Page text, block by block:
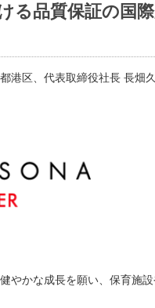
品質保証の国際
都港区、代表取締役社長 長
やかな成長を願い、保育施